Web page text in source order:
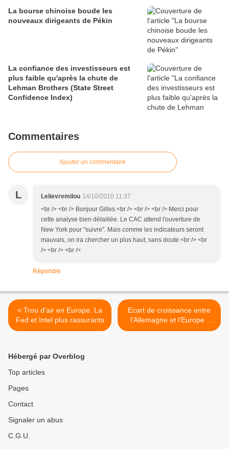
La bourse chinoise boude les
nouveaux dirigeants de Pékin
La confiance des investisseurs est
plus faible qu'après la chute de
Lehman Brothers (State Street
Confidence Index)
Commentaires
Ajouter un commentaire
L Lelievremilou 14/10/2010 11:37
<br /> <br /> Bonjour Gilles.<br /> <br /> <br /> Merci pour
cette analyse bien détaillée. Le CAC attend l'ouverture de
New York pour "suivre". Mais comme les indicateurs seront
mauvais, on ira chercher un plus haut, sans doute.<br /> <br
/> <br /> <br />
Répondre
< Trou d'air en Europe. La
Fed et Intel plus rassurants
Ecart de croissance entre
l'Allemagne et l'Europe :
grandes conséquences et
Hébergé par Overblog
Top articles
Pages
Contact
Signaler un abus
C.G.U.